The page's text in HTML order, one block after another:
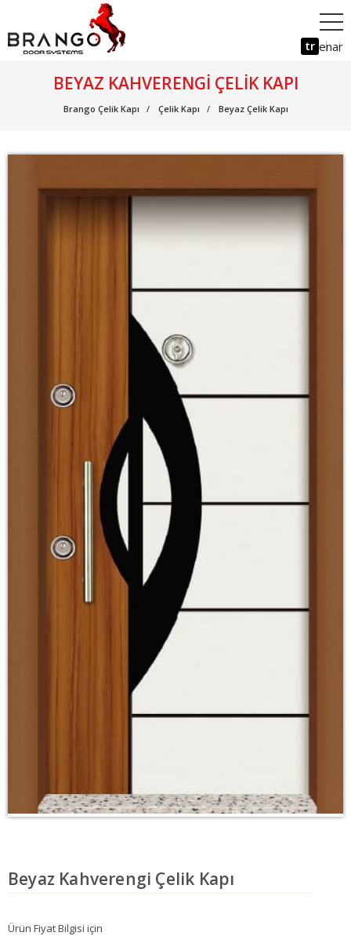
tr enar
BEYAZ KAHVERENGI ÇELIK KAPI
Brango Çelik Kapı Çelik Kapı Beyaz Çelik Kapı
Beyaz Kahverengi Çelik Kapı
Ürün Fiyat Bilgisi için